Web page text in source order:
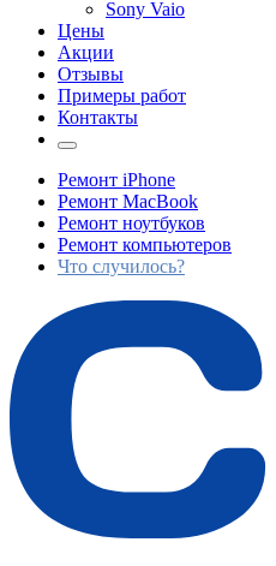
Sony Vaio
Цены
Акции
Отзывы
Примеры работ
Контакты
Ремонт iPhone
Ремонт MacBook
Ремонт ноутбуков
Ремонт компьютеров
Что случилось?